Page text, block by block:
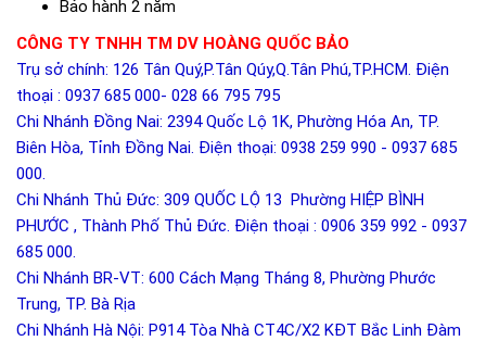
Bảo hành 2 năm
CÔNG TY TNHH TM DV HOÀNG QUỐC BẢO
Trụ sở chính: 126 Tân Quý,P.Tân Qúy,Q.Tân Phú,TP.HCM. Điện
thoại : 0937 685 000- 028 66 795 795
Chi Nhánh Đồng Nai: 2394 Quốc Lộ 1K, Phường Hóa An, TP.
Biên Hòa, Tỉnh Đồng Nai. Điện thoại: 0938 259 990 - 0937 685
000.
Chi Nhánh Thủ Đức: 309 QUỐC LỘ 13 Phường HIỆP BÌNH
PHƯỚC , Thành Phố Thủ Đức. Điện thoại : 0906 359 992 - 0937
685 000.
Chi Nhánh BR-VT: 600 Cách Mạng Tháng 8, Phường Phước
Trung, TP. Bà Rịa
Chi Nhánh Hà Nội: P914 Tòa Nhà CT4C/X2 KĐT Bắc Linh Đàm